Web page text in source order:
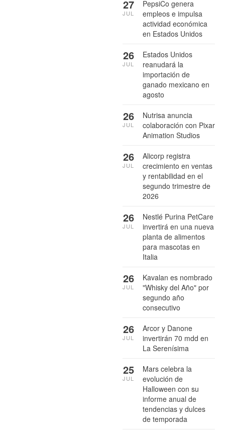
PepsiCo genera
empleos e impulsa
actividad económica
en Estados Unidos
27
JUL
Estados Unidos
reanudará la
importación de
ganado mexicano en
agosto
26
JUL
Nutrisa anuncia
colaboración con Pixar
Animation Studios
26
JUL
Alicorp registra
crecimiento en ventas
y rentabilidad en el
segundo trimestre de
2026
26
JUL
Nestlé Purina PetCare
invertirá en una nueva
planta de alimentos
para mascotas en
Italia
26
JUL
Kavalan es nombrado
"Whisky del Año" por
segundo año
consecutivo
26
JUL
Arcor y Danone
invertirán 70 mdd en
La Serenísima
26
JUL
Mars celebra la
evolución de
Halloween con su
informe anual de
tendencias y dulces
de temporada
25
JUL